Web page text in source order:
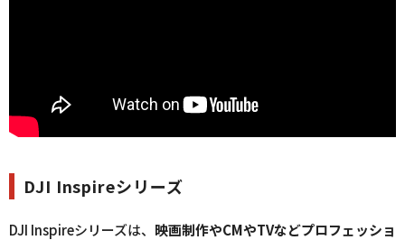
DJI Inspireシリーズ
DJI Inspireシリーズは、 映画制作やCMやTVなどプロフェッショ